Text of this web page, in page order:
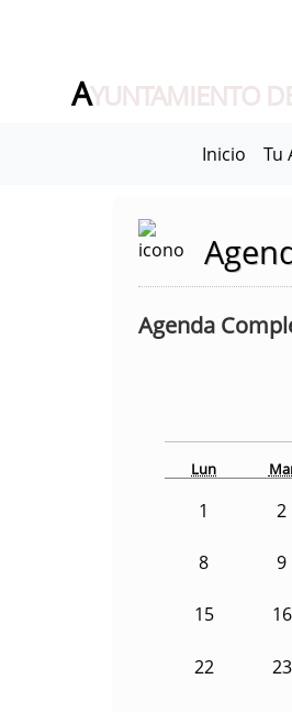
AYUNTAMIENTO
Inicio Tu
Agenda
Lun
1 2
8 9
15 16
22 23